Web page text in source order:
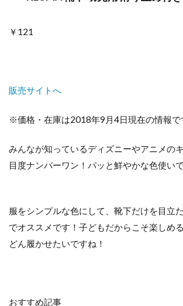
￥121
販売サイトへ
※価格・在庫は2018年9月4日現在の情報で
みんなが知っているディズニーやアニメの
目度ナンバーワン！パッと鮮やかな色使い
服をシンプルな色にして、靴下だけを目立
でオススメです！子どもだからこそ楽しめ
どん履かせたいですね！
おすすめ記事